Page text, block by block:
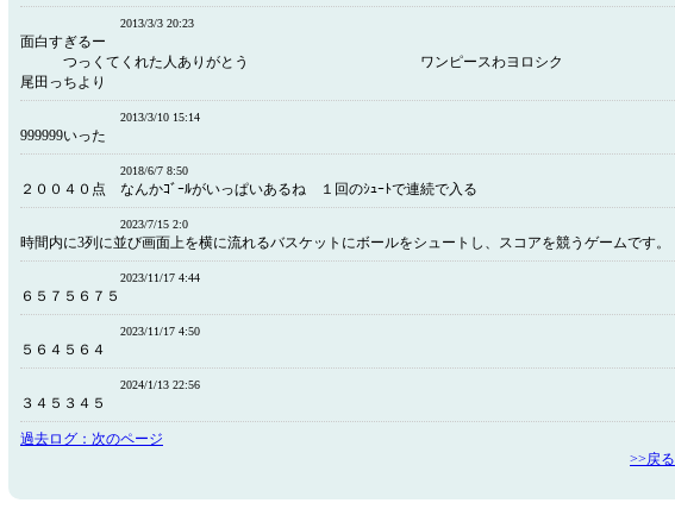
2013/3/3 20:23
面白すぎるー
つっくてくれた人ありがとう ワンピースわヨロシク
尾田っちより
2013/3/10 15:14
999999いった
2018/6/7 8:50
２００４０点 なんかｺﾞｰﾙがいっぱいあるね １回のｼｭｰﾄで連続で入る
2023/7/15 2:0
時間内に3列に並び画面上を横に流れるバスケットにボールをシュートし、スコアを競うゲームです。
2023/11/17 4:44
６５７５６７５
2023/11/17 4:50
５６４５６４
2024/1/13 22:56
３４５３４５
過去ログ：次のページ
>>戻る